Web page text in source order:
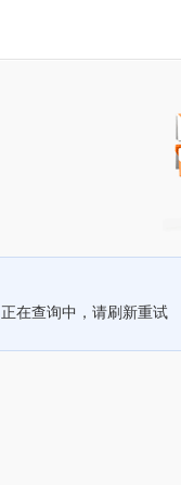
正在查询中，请刷新重试